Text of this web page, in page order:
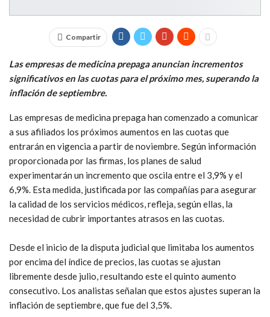
Compartir
Las empresas de medicina prepaga anuncian incrementos
significativos en las cuotas para el próximo mes, superando la
inflación de septiembre.
Las empresas de medicina prepaga han comenzado a comunicar
a sus afiliados los próximos aumentos en las cuotas que
entrarán en vigencia a partir de noviembre. Según información
proporcionada por las firmas, los planes de salud
experimentarán un incremento que oscila entre el 3,9% y el
6,9%. Esta medida, justificada por las compañías para asegurar
la calidad de los servicios médicos, refleja, según ellas, la
necesidad de cubrir importantes atrasos en las cuotas.
Desde el inicio de la disputa judicial que limitaba los aumentos
por encima del índice de precios, las cuotas se ajustan
libremente desde julio, resultando este el quinto aumento
consecutivo. Los analistas señalan que estos ajustes superan la
inflación de septiembre, que fue del 3,5%.